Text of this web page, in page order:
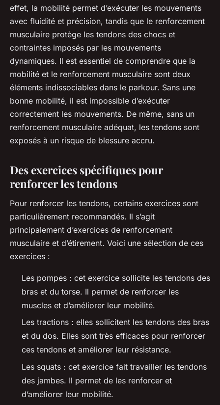
effet, la mobilité permet d’exécuter les mouvements
avec fluidité et précision, tandis que le renforcement
musculaire protège les tendons des chocs et
contraintes imposés par les mouvements
dynamiques. Il est essentiel de comprendre que la
mobilité et le renforcement musculaire sont deux
éléments indissociables dans le parkour. Sans une
bonne mobilité, il est impossible d’exécuter
correctement les mouvements. De même, sans un
renforcement musculaire adéquat, les tendons sont
exposés à un risque de blessure accru.
Des exercices spécifiques pour
renforcer les tendons
Pour renforcer les tendons, certains exercices sont
particulièrement recommandés. Il s’agit
principalement d’exercices de renforcement
musculaire et d’étirement. Voici une sélection de ces
exercices :
Les pompes : cet exercice sollicite les tendons des
bras et du torse. Il permet de renforcer les
muscles et d’améliorer leur mobilité.
Les tractions : elles sollicitent les tendons des bras
et du dos. Elles sont très efficaces pour renforcer
ces tendons et améliorer leur résistance.
Les squats : cet exercice fait travailler les tendons
des jambes. Il permet de les renforcer et
d’améliorer leur mobilité.